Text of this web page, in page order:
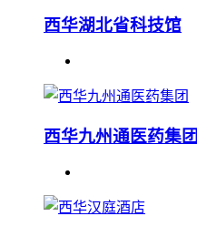
西华湖北省科技馆
西华九州通医药集团